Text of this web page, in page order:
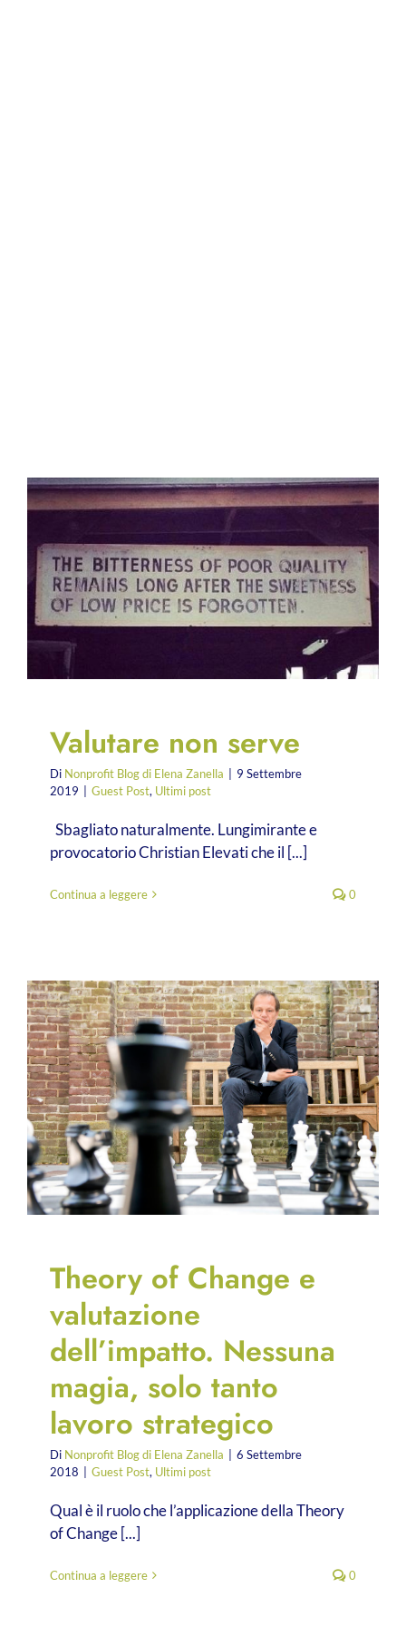
Valutare non serve
Di Nonprofit Blog di Elena Zanella
9 Settembre
2019
Guest Post, Ultimi post
Sbagliato naturalmente. Lungimirante e
provocatorio Christian Elevati che il [...]
Continua a leggere 0
Theory of Change e
valutazione
dell’impatto. Nessuna
magia, solo tanto
lavoro strategico
Di Nonprofit Blog di Elena Zanella
6 Settembre
2018
Guest Post, Ultimi post
Qual è il ruolo che l’applicazione della Theory
of Change [...]
Continua a leggere 0